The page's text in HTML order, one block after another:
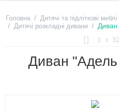
Головна / Дитячі та підліткові меблі
/ Дитячі розкладні дивани / Диван
1
з 32
Диван